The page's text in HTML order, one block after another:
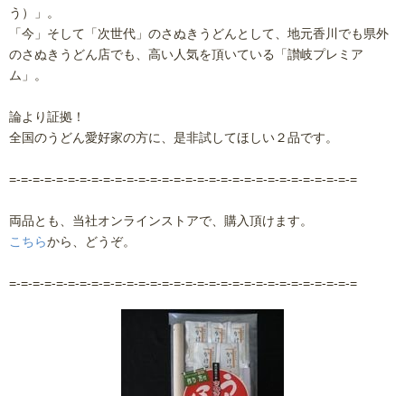
う）」。
「今」そして「次世代」のさぬきうどんとして、地元香川でも県外
のさぬきうどん店でも、高い人気を頂いている「讃岐プレミア
ム」。
論より証拠！
全国のうどん愛好家の方に、是非試してほしい２品です。
=-=-=-=-=-=-=-=-=-=-=-=-=-=-=-=-=-=-=-=-=-=-=-=-=-=-=-=-=-=
両品とも、当社オンラインストアで、購入頂けます。
こちらから、どうぞ。
=-=-=-=-=-=-=-=-=-=-=-=-=-=-=-=-=-=-=-=-=-=-=-=-=-=-=-=-=-=